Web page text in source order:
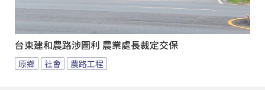
台東建和農路涉圖利 農業處長裁定交保
原鄉 社會 農路工程